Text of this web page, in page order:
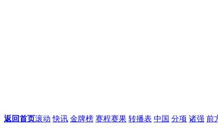
返回首页滚动 快讯 金牌榜 赛程赛果 转播表 中国 分项 诸强 前